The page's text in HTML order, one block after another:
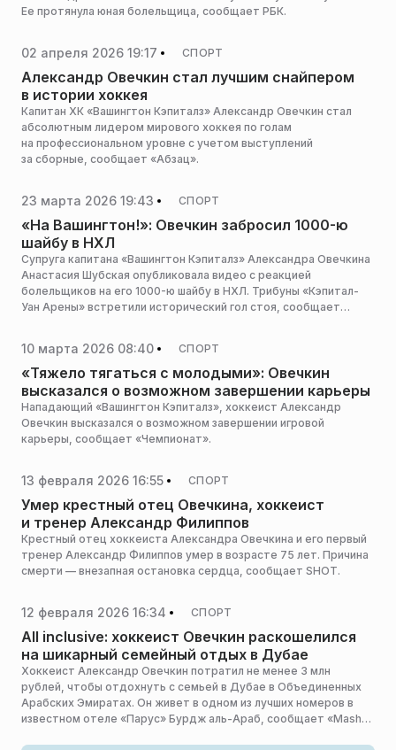
Ее протянула юная болельщица, сообщает РБК.
02 апреля 2026 19:17 СПОРТ
Александр Овечкин стал лучшим снайпером
в истории хоккея
Капитан ХК «Вашингтон Кэпиталз» Александр Овечкин стал
абсолютным лидером мирового хоккея по голам
на профессиональном уровне с учетом выступлений
за сборные, сообщает «Абзац».
23 марта 2026 19:43 СПОРТ
«На Вашингтон!»: Овечкин забросил 1000-ю
шайбу в НХЛ
Супруга капитана «Вашингтон Кэпиталз» Александра Овечкина
Анастасия Шубская опубликовала видео с реакцией
болельщиков на его 1000-ю шайбу в НХЛ. Трибуны «Кэпитал-
Уан Арены» встретили исторический гол стоя, сообщает
10 марта 2026 08:40 СПОРТ
«Тяжело тягаться с молодыми»: Овечкин
высказался о возможном завершении карьеры
Нападающий «Вашингтон Кэпиталз», хоккеист Александр
Овечкин высказался о возможном завершении игровой
карьеры, сообщает «Чемпионат».
13 февраля 2026 16:55 СПОРТ
Умер крестный отец Овечкина, хоккеист
и тренер Александр Филиппов
Крестный отец хоккеиста Александра Овечкина и его первый
тренер Александр Филиппов умер в возрасте 75 лет. Причина
смерти — внезапная остановка сердца, сообщает SHOT.
12 февраля 2026 16:34 СПОРТ
Аll inclusive: хоккеист Овечкин раскошелился
на шикарный семейный отдых в Дубае
Хоккеист Александр Овечкин потратил не менее 3 млн
рублей, чтобы отдохнуть с семьей в Дубае в Объединенных
Арабских Эмиратах. Он живет в одном из лучших номеров в
известном отеле «Парус» Бурдж аль-Араб, сообщает «Mash